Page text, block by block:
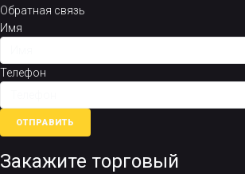
Обратная связь
Имя
Телефон
ОТПРАВИТЬ
Закажите торговый